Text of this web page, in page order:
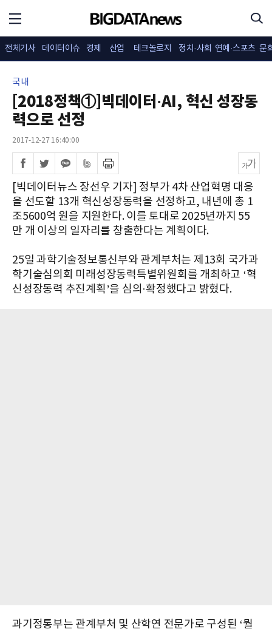
전체기사 데이터이슈 경제 산업 테크놀로지 정치·사회 연예·스포츠 문
국내
[2018정책①]빅데이터·AI, 혁신 성장동
력으로 선정
2017-12-27 16:40:00
[빅데이터뉴스 장선우 기자] 정부가 4차 산업혁명 대응
을 선도할 13개 혁신성장동력을 선정하고, 내년에 총 1
조5600억 원을 지원한다. 이를 토대로 2025년까지 55
만 개 이상의 일자리를 창출한다는 계획이다.
25일 과학기술정보통신부와 관계부처는 제13회 국가과
학기술심의회 미래성장동력특별위원회를 개최하고 ‘혁
신성장동력 추진계획’을 심의·확정했다고 밝혔다.
과기정통부는 관계부처 및 산학연 전문가로 구성된 ‘뭘